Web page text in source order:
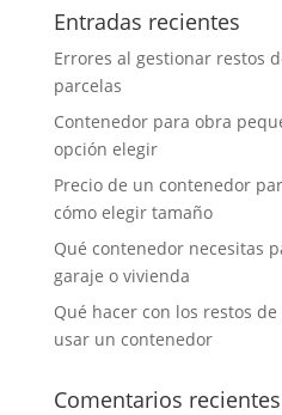
Entradas recientes
Errores al gestionar restos
parcelas
Contenedor para obra
opción elegir
Precio de un contenedor
cómo elegir tamaño
Qué contenedor necesitas
garaje o vivienda
Qué hacer con los restos
usar un contenedor
Comentarios recientes